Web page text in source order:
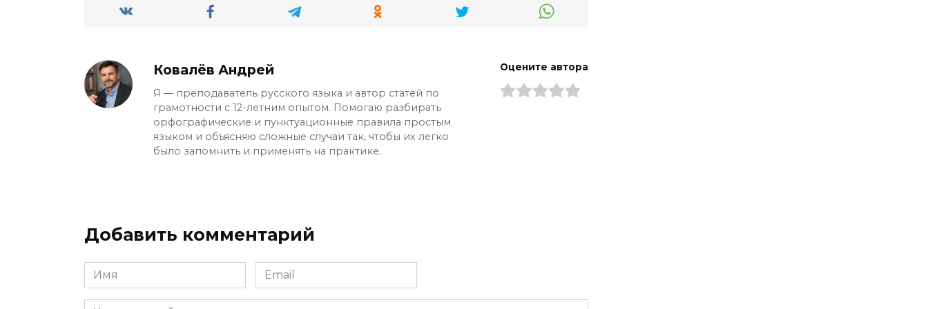
Ковалёв Андрей
Я — преподаватель русского языка и автор статей по
грамотности с 12-летним опытом. Помогаю разбирать
орфографические и пунктуационные правила простым
языком и объясняю сложные случаи так, чтобы их легко
было запомнить и применять на практике.
Оцените автора
Добавить комментарий
Имя
*
Email
*